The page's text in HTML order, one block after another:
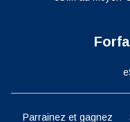
Parrainez et gagnez